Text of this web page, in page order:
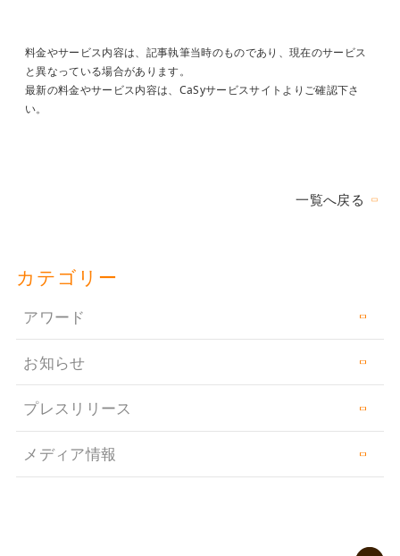
料金やサービス内容は、記事執筆当時のものであり、現在のサービス
と異なっている場合があります。
最新の料金やサービス内容は、CaSyサービスサイトよりご確認下さ
い。
一覧へ戻る
カテゴリー
アワード
お知らせ
プレスリリース
メディア情報